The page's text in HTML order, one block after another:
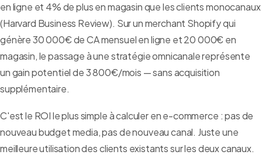
en ligne et 4% de plus en magasin que les clients monocanaux
(Harvard Business Review). Sur un merchant Shopify qui
génère 30 000€ de CA mensuel en ligne et 20 000€ en
magasin, le passage à une stratégie omnicanale représente
un gain potentiel de 3 800€/mois — sans acquisition
supplémentaire.
C'est le ROI le plus simple à calculer en e-commerce : pas de
nouveau budget media, pas de nouveau canal. Juste une
meilleure utilisation des clients existants sur les deux canaux.